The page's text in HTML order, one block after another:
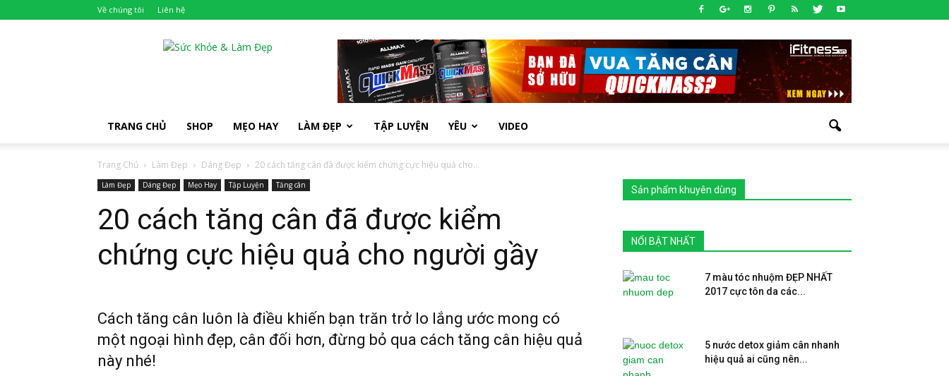
Về chúng tôi Liên hệ
TRANG CHỦ SHOP MẸO HAY LÀM ĐẸP TẬP LUYỆN YÊU VIDEO
Trang Chủ Làm Đẹp Dáng Đẹp 20 cách tăng cân đã được kiểm chứng cực hiệu quả cho...
Làm Đẹp Dáng Đẹp Mẹo Hay Tập Luyện Tăng cân
20 cách tăng cân đã được kiểm
chứng cực hiệu quả cho người gầy
Cách tăng cân luôn là điều khiến bạn trăn trở lo lắng ước mong có
một ngoại hình đẹp, cân đối hơn, đừng bỏ qua cách tăng cân hiệu quả
này nhé!
Sản phẩm khuyên dùng
NỔI BẬT NHẤT
7 màu tóc nhuộm ĐẸP NHẤT
2017 cực tôn da các...
5 nước detox giảm cân nhanh
hiệu quả ai cũng nên...